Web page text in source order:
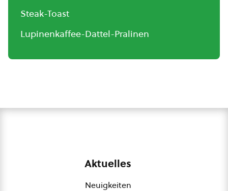
Steak-Toast
Lupinenkaffee-Dattel-Pralinen
Aktuelles
Neuigkeiten